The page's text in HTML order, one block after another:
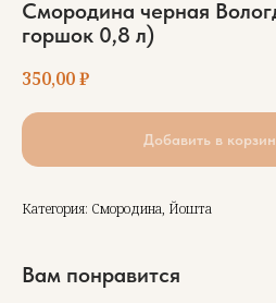
Смородина черная
горшок 0,8 л)
350,00₽
Добавить в
Категория: Смородина, Йошта
Вам понравится